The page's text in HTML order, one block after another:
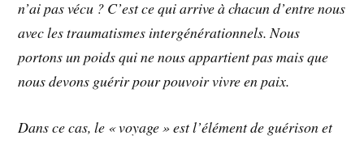
n’ai pas vécu ? C’est ce qui arrive à chacun d’entre nous
avec les traumatismes intergénérationnels. Nous
portons un poids qui ne nous appartient pas mais que
nous devons guérir pour pouvoir vivre en paix.
Dans ce cas, le « voyage » est l’élément de guérison et